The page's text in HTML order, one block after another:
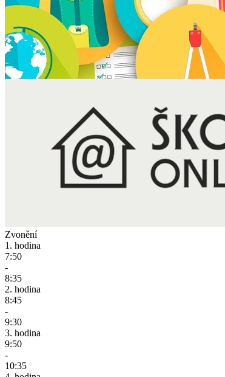
Zvonění
1. hodina
7:50
-
8:35
2. hodina
8:45
-
9:30
3. hodina
9:50
-
10:35